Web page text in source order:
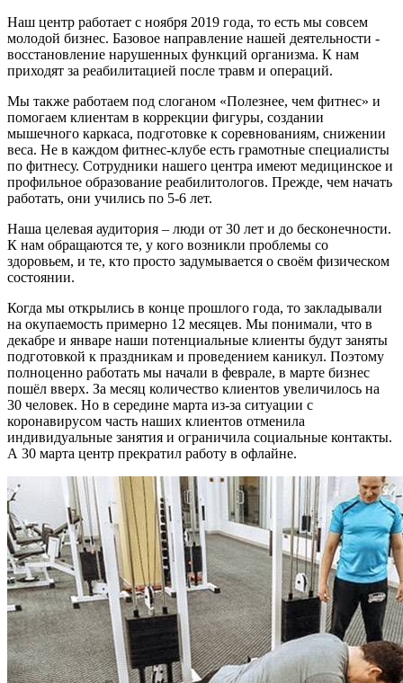
Наш центр работает с ноября 2019 года, то есть мы совсем
молодой бизнес. Базовое направление нашей деятельности -
восстановление нарушенных функций организма. К нам
приходят за реабилитацией после травм и операций.
Мы также работаем под слоганом «Полезнее, чем фитнес» и
помогаем клиентам в коррекции фигуры, создании
мышечного каркаса, подготовке к соревнованиям, снижении
веса. Не в каждом фитнес-клубе есть грамотные специалисты
по фитнесу. Сотрудники нашего центра имеют медицинское и
профильное образование реабилитологов. Прежде, чем начать
работать, они учились по 5-6 лет.
Наша целевая аудитория – люди от 30 лет и до бесконечности.
К нам обращаются те, у кого возникли проблемы со
здоровьем, и те, кто просто задумывается о своём физическом
состоянии.
Когда мы открылись в конце прошлого года, то закладывали
на окупаемость примерно 12 месяцев. Мы понимали, что в
декабре и январе наши потенциальные клиенты будут заняты
подготовкой к праздникам и проведением каникул. Поэтому
полноценно работать мы начали в феврале, в марте бизнес
пошёл вверх. За месяц количество клиентов увеличилось на
30 человек. Но в середине марта из-за ситуации с
коронавирусом часть наших клиентов отменила
индивидуальные занятия и ограничила социальные контакты.
А 30 марта центр прекратил работу в офлайне.